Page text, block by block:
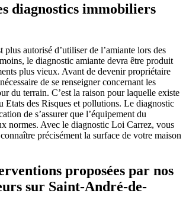
diagnostics immobiliers
plus autorisé d’utiliser de l’amiante lors des
le diagnostic amiante devra être produit
plus vieux. Avant de devenir propriétaire
de se renseigner concernant les
du terrain. C’est la raison pour laquelle existe
Etats des Risques et pollutions. Le diagnostic
de s’assurer que l’équipement du
normes. Avec le diagnostic Loi Carrez, vous
précisément la surface de votre maison
proposées par nos
sur Saint-André-de-